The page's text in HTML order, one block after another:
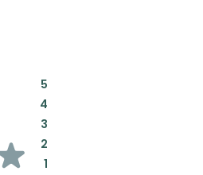
5:
4:
3:
2:
1: